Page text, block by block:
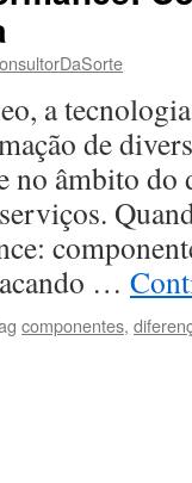
a
de
no âmbito do
…
componentes,